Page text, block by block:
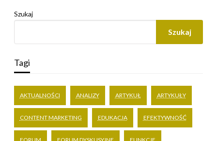
Szukaj
Szukaj
Tagi
AKTUALNOŚCI ANALIZY ARTYKUŁ ARTYKUŁY
CONTENT MARKETING EDUKACJA EFEKTYWNOŚĆ